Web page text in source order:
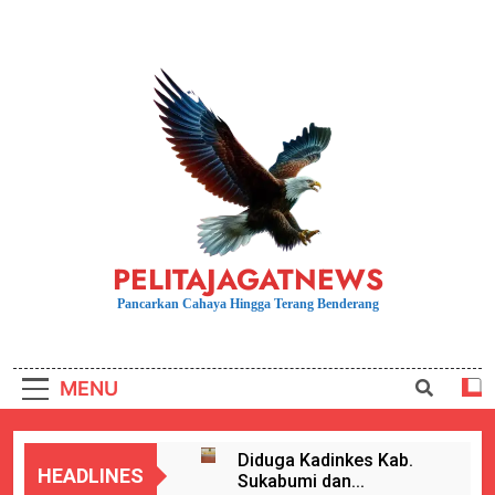
PELITAJAGATNEWS
Pancarkan Cahaya Hingga Terang Benderang
MENU
HEADLINES
Diduga Kadinkes Kab.
Sukabumi dan